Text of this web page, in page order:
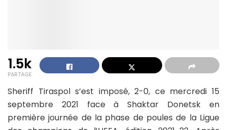
1.5k
PARTAGE
Sheriff Tiraspol s’est imposé, 2-0, ce mercredi 15
septembre 2021 face à Shaktar Donetsk en
première journée de la phase de poules de la Ligue